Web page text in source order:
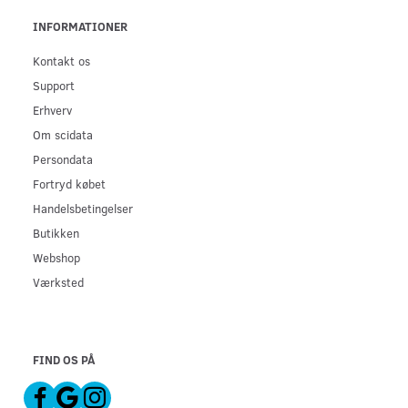
INFORMATIONER
Kontakt os
Support
Erhverv
Om scidata
Persondata
Fortryd købet
Handelsbetingelser
Butikken
Webshop
Værksted
FIND OS PÅ